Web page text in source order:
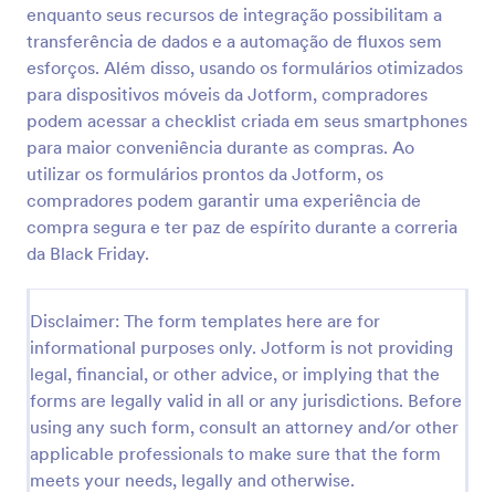
enquanto seus recursos de integração possibilitam a
transferência de dados e a automação de fluxos sem
esforços. Além disso, usando os formulários otimizados
para dispositivos móveis da Jotform, compradores
podem acessar a checklist criada em seus smartphones
para maior conveniência durante as compras. Ao
utilizar os formulários prontos da Jotform, os
compradores podem garantir uma experiência de
compra segura e ter paz de espírito durante a correria
da Black Friday.
Disclaimer: The form templates here are for
informational purposes only. Jotform is not providing
legal, financial, or other advice, or implying that the
forms are legally valid in all or any jurisdictions. Before
using any such form, consult an attorney and/or other
applicable professionals to make sure that the form
meets your needs, legally and otherwise.
Modelo Para Pedidos Com Lista De Produtos
Um Modelo para Pedidos com Lista de Produtos é
um formulário que pode ser usado pelo cliente para
pedir produtos específicos de uma empresa. Um
bom formulário para pedidos com lista de produtos
deve ser específico e completo, o que significa que
a descrição do produto, seu preço e quantidades
devem ser claros e distinguíveis. Recomenda-se que
o valor total por produto e o valor total da compra
solicitam as informações do cliente, endereço de
entrega, data do pedido, produtos pedidos e
detalhes do pagamento. Este modelo para
formulários possui mais de uma categoria de
produto na formatação da tabela. Essa tabela exibe
o nome do produto, seu ID, preço, quantidade e
valor. Usando a condição Atualizar e Calcular
Campo, a coluna de preço será multiplicada pela
Go to Category:
Formulários para Black Friday
Visualizar